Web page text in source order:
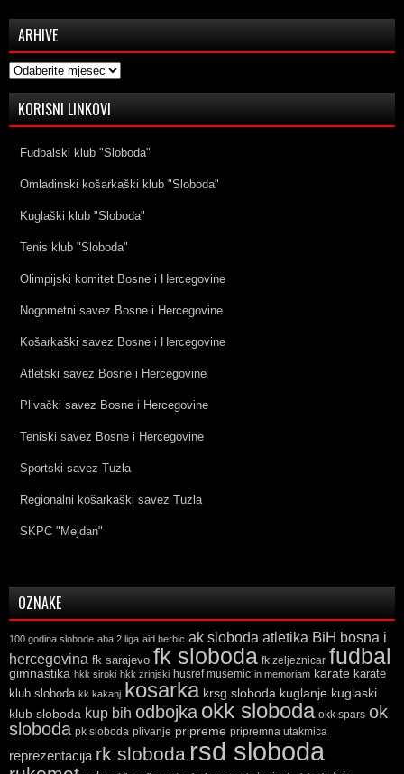
ARHIVE
Arhive
KORISNI LINKOVI
Fudbalski klub "Sloboda"
Omladinski košarkaški klub "Sloboda"
Kuglaški klub "Sloboda"
Tenis klub "Sloboda"
Olimpijski komitet Bosne i Hercegovine
Nogometni savez Bosne i Hercegovine
Košarkaški savez Bosne i Hercegovine
Atletski savez Bosne i Hercegovine
Plivački savez Bosne i Hercegovine
Teniski savez Bosne i Hercegovine
Sportski savez Tuzla
Regionalni košarkaški savez Tuzla
SKPC "Mejdan"
OZNAKE
100 godina slobode aba 2 liga aid berbic ak sloboda atletika BiH bosna i
hercegovina fk sarajevo fk sloboda fk zeljeznicar fudbal
gimnastika hkk siroki hkk zrinjski husref musemic in memoriam karate karate
klub sloboda kk kakanj kosarka krsg sloboda kuglanje kuglaski
klub sloboda kup bih odbojka okk sloboda okk spars ok
sloboda pk sloboda plivanje pripreme pripremna utakmica
reprezentacija rk sloboda rsd sloboda